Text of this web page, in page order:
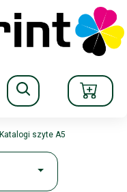
Katalogi szyte A5